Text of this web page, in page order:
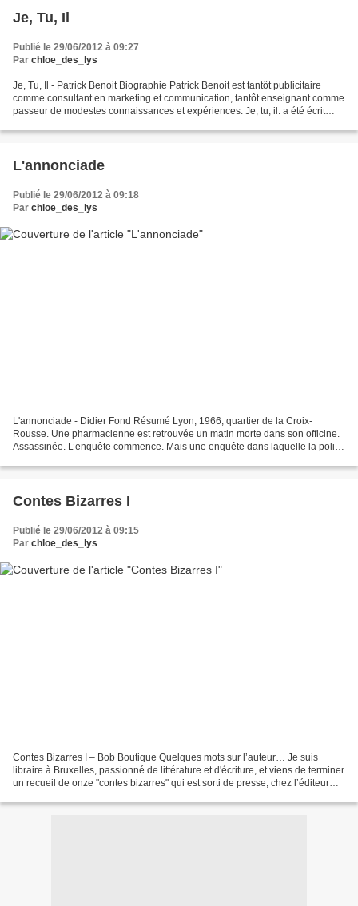
Je, Tu, Il
Publié le 29/06/2012 à 09:27
Par chloe_des_lys
Je, Tu, Il - Patrick Benoit Biographie Patrick Benoit est tantôt publicitaire
comme consultant en marketing et communication, tantôt enseignant comme
passeur de modestes connaissances et expériences. Je, tu, il. a été écrit
L'annonciade
Publié le 29/06/2012 à 09:18
Par chloe_des_lys
L'annonciade - Didier Fond Résumé Lyon, 1966, quartier de la Croix-
Rousse. Une pharmacienne est retrouvée un matin morte dans son officine.
Assassinée. L’enquête commence. Mais une enquête dans laquelle la police
Contes Bizarres I
Publié le 29/06/2012 à 09:15
Par chloe_des_lys
Contes Bizarres I – Bob Boutique Quelques mots sur l’auteur… Je suis
libraire à Bruxelles, passionné de littérature et d'écriture, et viens de terminer
un recueil de onze "contes bizarres" qui est sorti de presse, chez l’éditeur